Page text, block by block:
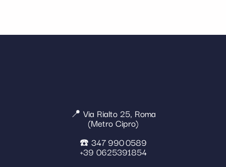
📍 Via Rialto 25, Roma
(Metro Cipro)
☎️ 347 990 0589
+39 0625391854